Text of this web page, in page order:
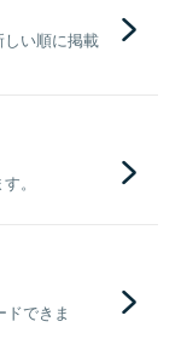
い順に掲載
。
できま